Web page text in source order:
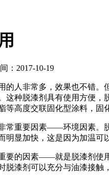
：2017-10-19
的人非常多，效果也不错
这种脱漆剂具有使用方便
等高度交联固化型涂料，
常重要因素——环境因素。
显加快，这是因为加温
要的因素——就是脱漆剂使
脱漆剂可以充分与油漆接